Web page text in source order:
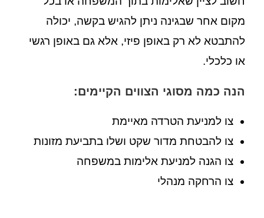
מקום אחר שבגינה ניתן להגיש בקשה, יכולה
להתבטא לא רק באופן פיזי, אלא גם באופן רגשי
או כלכלי.
הנה כמה מסוגי הצווים הקיימים:
צו למניעת הטרדה מאיימת
צו להבטחת מדור שקט ושלו בתביעת מזונות
צו הגנה למניעת אלימות במשפחה
צו הרחקה מנהלי